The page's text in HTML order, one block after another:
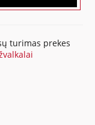
turimas prekes